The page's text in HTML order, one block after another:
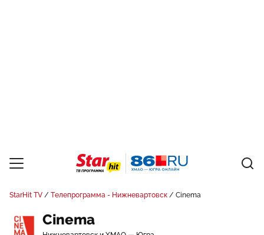
StarHit TV Телепрограмма - Нижневартовск Cinema
Cinema